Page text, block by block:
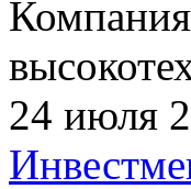
24 июля